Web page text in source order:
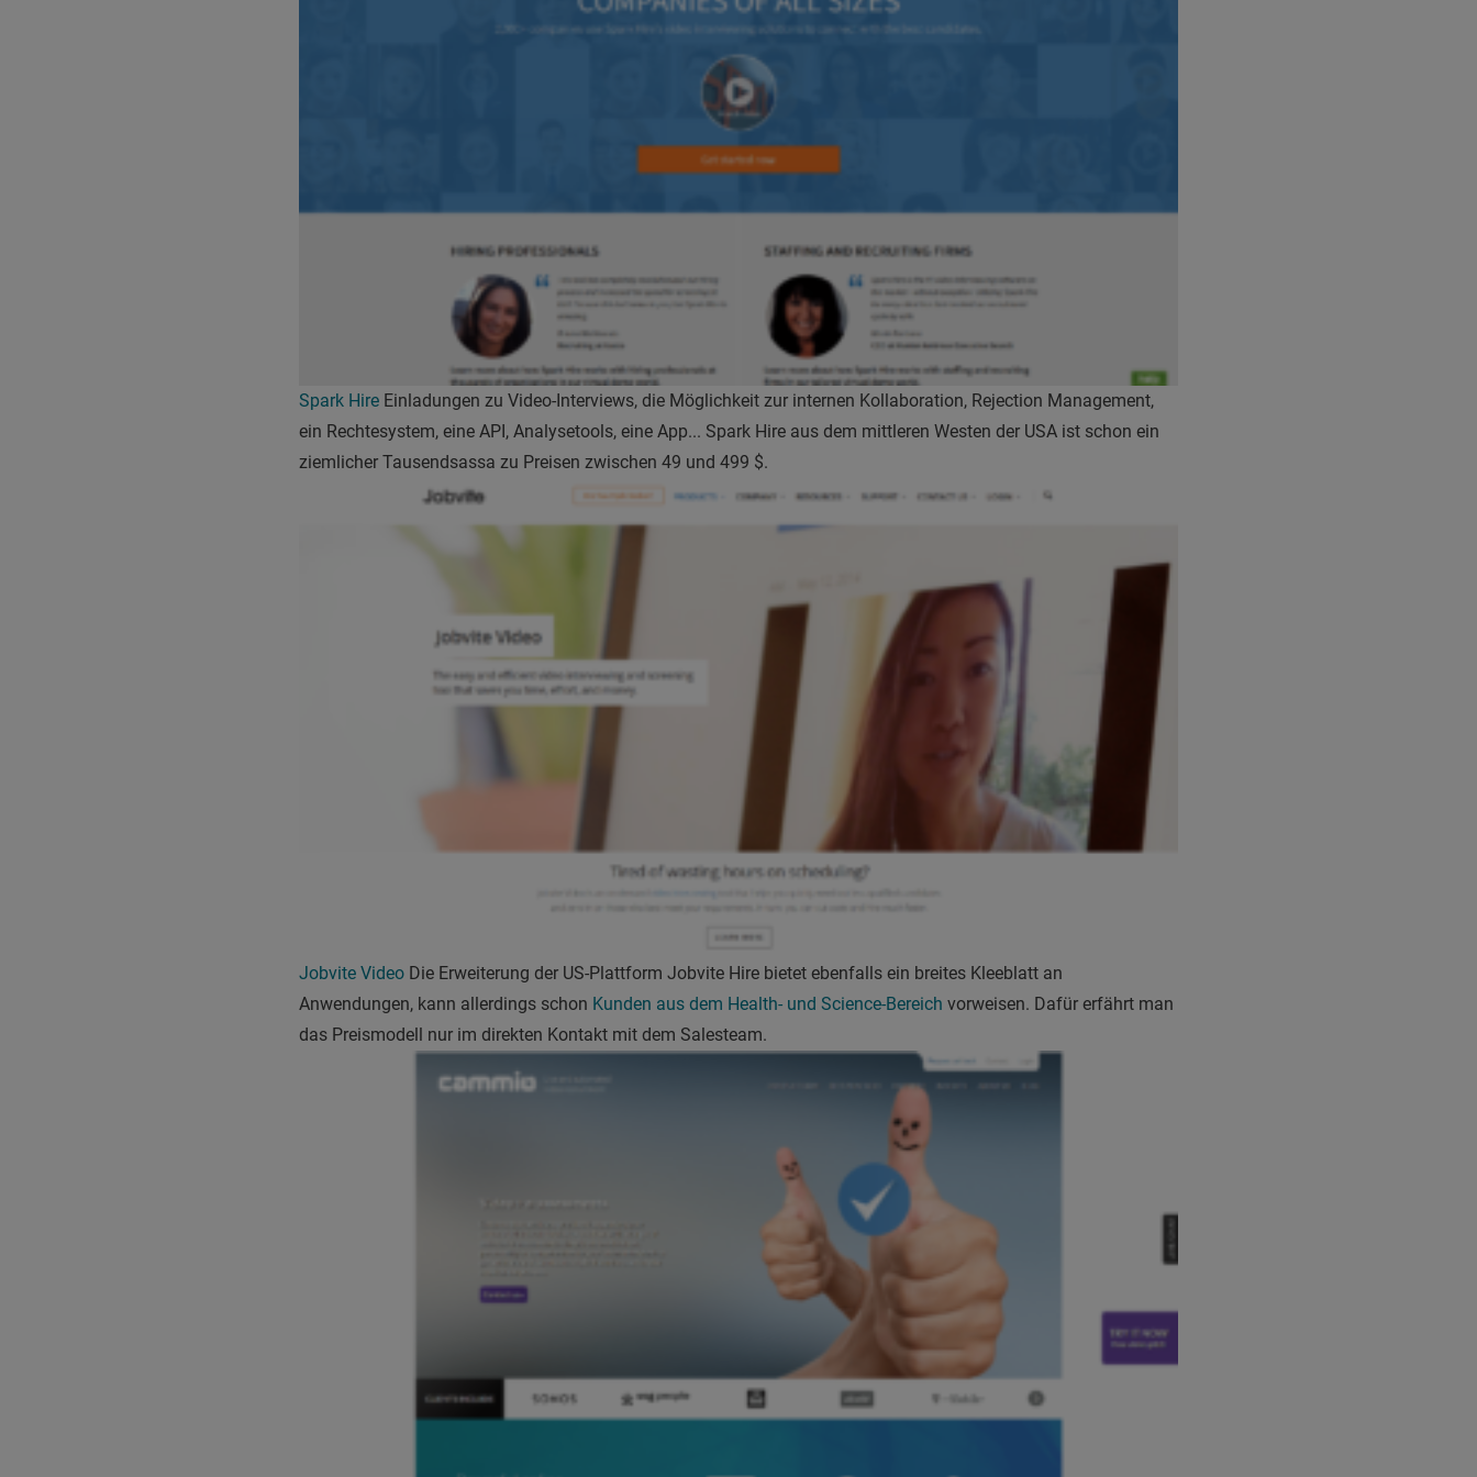
Spark Hire Einladungen zu Video-Interviews, die Möglichkeit zur internen Kollaboration, Rejection Management,
ein Rechtesystem, eine API, Analysetools, eine App... Spark Hire aus dem mittleren Westen der USA ist schon ein
ziemlicher Tausendsassa zu Preisen zwischen 49 und 499 $.
Jobvite Video Die Erweiterung der US-Plattform Jobvite Hire bietet ebenfalls ein breites Kleeblatt an
Anwendungen, kann allerdings schon Kunden aus dem Health- und Science-Bereich vorweisen. Dafür erfährt man
das Preismodell nur im direkten Kontakt mit dem Salesteam.